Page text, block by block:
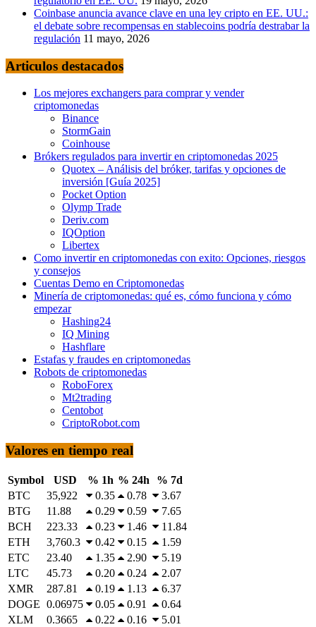
Coinbase anuncia avance clave en una ley cripto en EE. UU.:
el debate sobre recompensas en stablecoins podría destrabar la
regulación 11 mayo, 2026
Articulos destacados
Los mejores exchangers para comprar y vender
criptomonedas
Binance
StormGain
Coinhouse
Brókers regulados para invertir en criptomonedas 2025
Quotex – Análisis del bróker, tarifas y opciones de
inversión [Guía 2025]
Pocket Option
Olymp Trade
Deriv.com
IQOption
Libertex
Como invertir en criptomonedas con exito: Opciones, riesgos
y consejos
Cuentas Demo en Criptomonedas
Minería de criptomonedas: qué es, cómo funciona y cómo
empezar
Hashing24
IQ Mining
Hashflare
Estafas y fraudes en criptomonedas
Robots de criptomonedas
RoboForex
Mt2trading
Centobot
CriptoRobot.com
Valores en tiempo real
Symbol USD % 1h % 24h
% 7d
BTC
35,922 0.35 0.78
3.67
BTG
11.88 0.29 0.59
7.65
BCH
223.33 0.23 1.46
11.84
ETH
3,760.3 0.42 0.15
1.59
ETC
23.40 1.35 2.90
5.19
LTC
45.73 0.20 0.24
2.07
XMR
287.81 0.19 1.13
6.37
DOGE 0.06975 0.05 0.91
0.64
XLM
0.3665 0.22 0.16
5.01